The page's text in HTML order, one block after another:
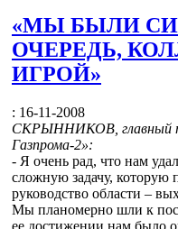
«МЫ БЫЛИ
ОЧЕРЕДЬ,
ИГРОЙ»
: 16-11-2008
СКРЫННИКОВ, главный
Газпрома-2»:
- Я очень рад, что нам
сложную задачу, которую
руководство области –
Мы планомерно шли к
ее достижении нам было